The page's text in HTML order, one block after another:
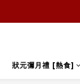
狀元彌月禮 [熱食]